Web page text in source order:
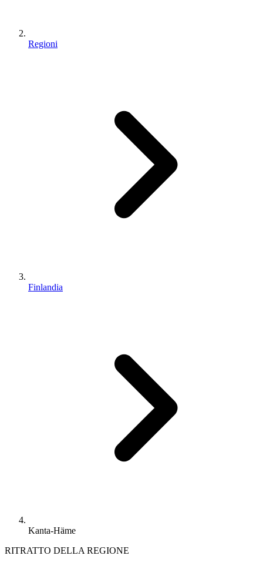
Regioni
Finlandia
Kanta-Häme
RITRATTO DELLA REGIONE